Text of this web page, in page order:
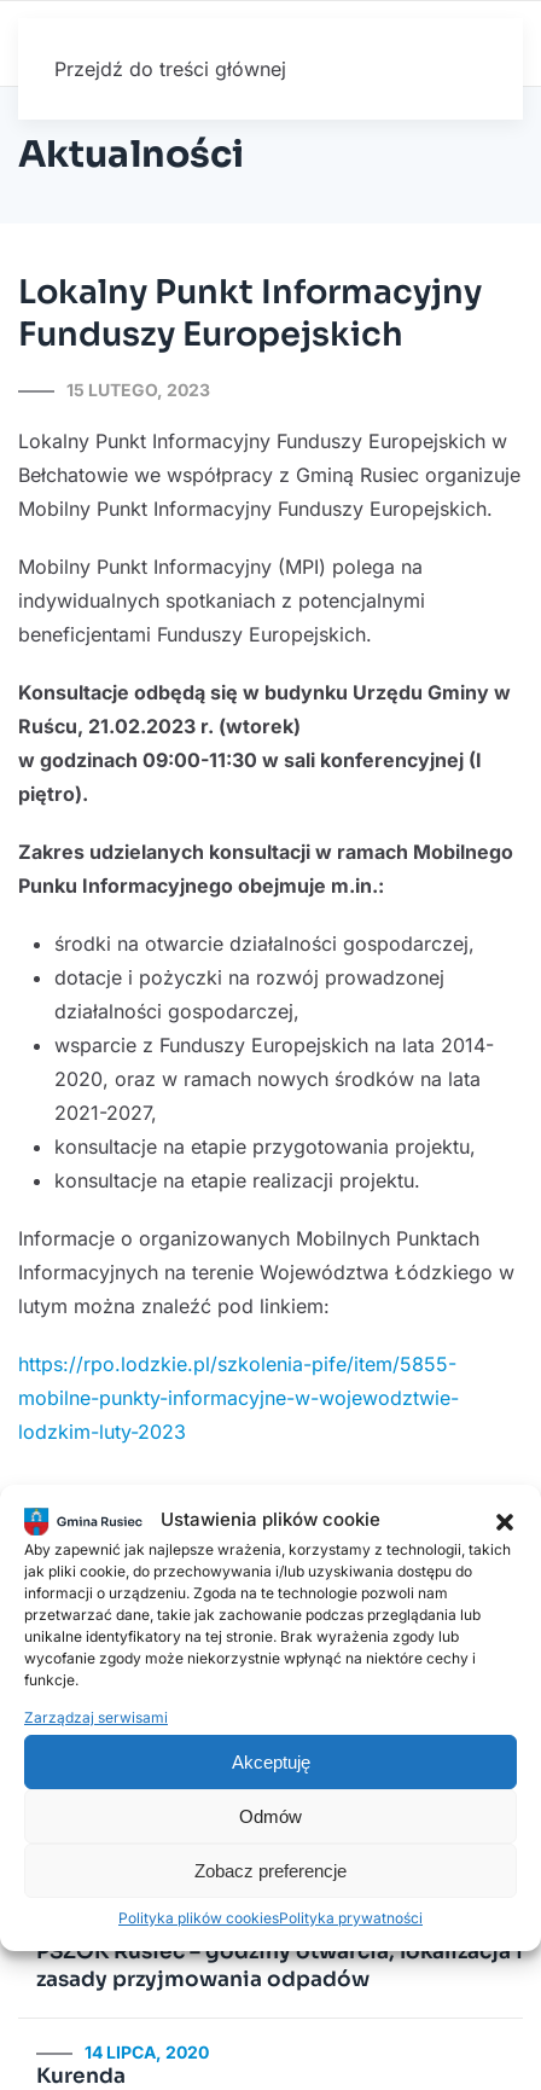
Ustawienia plików cookie
Aby zapewnić jak najlepsze wrażenia, korzystamy z technologii, takich
jak pliki cookie, do przechowywania i/lub uzyskiwania dostępu do
informacji o urządzeniu. Zgoda na te technologie pozwoli nam
przetwarzać dane, takie jak zachowanie podczas przeglądania lub
unikalne identyfikatory na tej stronie. Brak wyrażenia zgody lub
wycofanie zgody może niekorzystnie wpłynąć na niektóre cechy i
funkcje.
Zarządzaj serwisami
Akceptuję
Odmów
Zobacz preferencje
Polityka plików cookiesPolityka prywatności
Przejdź do treści głównej
Aktualności
Lokalny Punkt Informacyjny
Funduszy Europejskich
15 LUTEGO, 2023
Lokalny Punkt Informacyjny Funduszy Europejskich w
Bełchatowie we współpracy z Gminą Rusiec organizuje
Mobilny Punkt Informacyjny Funduszy Europejskich.
Mobilny Punkt Informacyjny (MPI) polega na
indywidualnych spotkaniach z potencjalnymi
beneficjentami Funduszy Europejskich.
Konsultacje odbędą się w budynku Urzędu Gminy w
Ruścu, 21.02.2023 r. (wtorek)
w godzinach 09:00-11:30 w sali konferencyjnej (I
piętro).
Zakres udzielanych konsultacji w ramach Mobilnego
Punku Informacyjnego obejmuje m.in.:
środki na otwarcie działalności gospodarczej,
dotacje i pożyczki na rozwój prowadzonej
działalności gospodarczej,
wsparcie z Funduszy Europejskich na lata 2014-
2020, oraz w ramach nowych środków na lata
2021-2027,
konsultacje na etapie przygotowania projektu,
konsultacje na etapie realizacji projektu.
Informacje o organizowanych Mobilnych Punktach
Informacyjnych na terenie Województwa Łódzkiego w
lutym można znaleźć pod linkiem:
https://rpo.lodzkie.pl/szkolenia-pife/item/5855-
mobilne-punkty-informacyjne-w-wojewodztwie-
lodzkim-luty-2023
Poprzednie Następne
Popularne wpisy
Harmonogram odbioru odpadów
2 LUTEGO, 2026
PSZOK Rusiec – godziny otwarcia, lokalizacja i
zasady przyjmowania odpadów
14 LIPCA, 2020
Kurenda